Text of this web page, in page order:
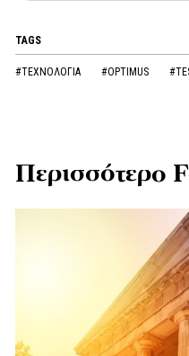
TAGS
#ΤΕΧΝΟΛΟΓΙΑ #OPTIMUS
Περισσότερο